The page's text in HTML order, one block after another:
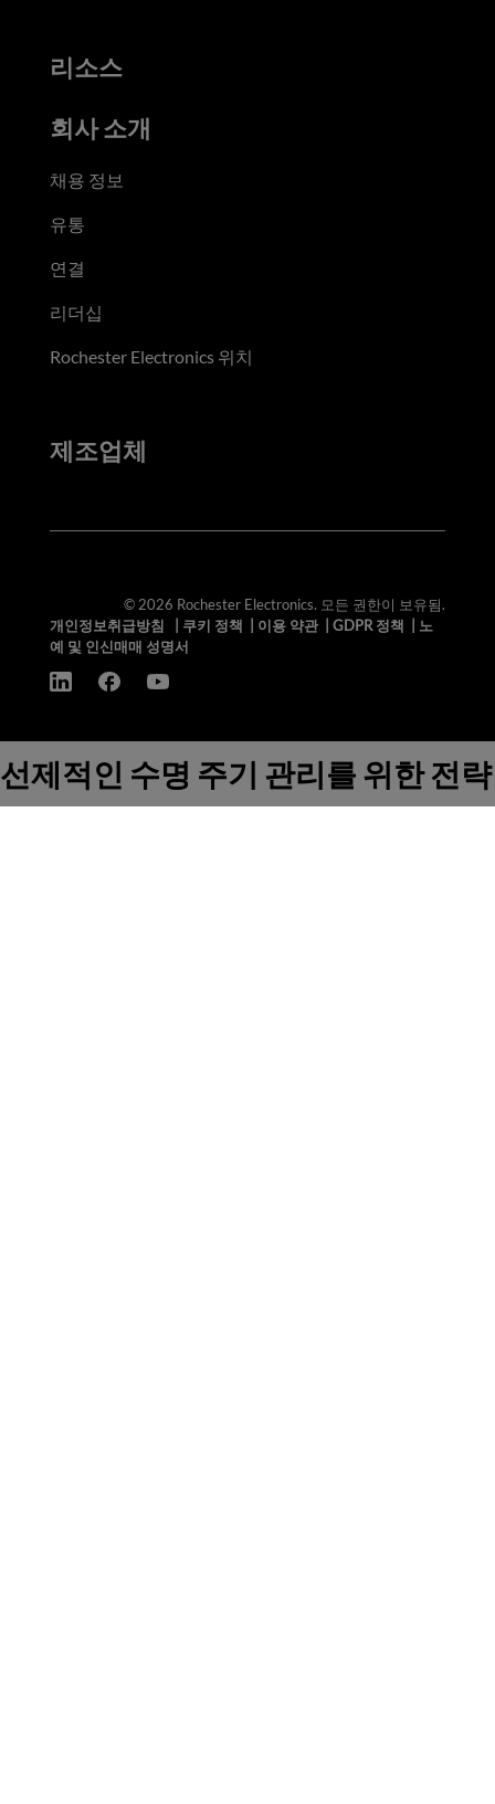
리소스
회사 소개
채용 정보
유통
연결
리더십
Rochester Electronics 위치
제조업체
© 2026 Rochester Electronics. 모든 권한이 보유됨.
개인정보취급방침
쿠키 정책 이용 약관| GDPR 정책
노
예 및 인신매매 성명서
선제적인 수명 주기 관리를 위한 전략